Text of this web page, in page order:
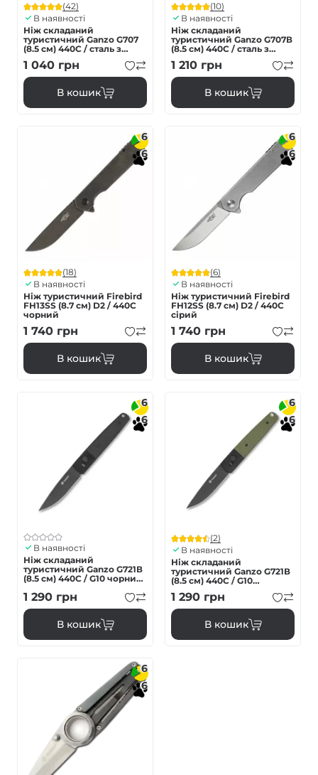
(42)
В наявності
Ніж складаний
туристичний Ganzo G707
(8.5 см) 440C / сталь з
деревом сірий
1 040 грн
В кошик
(10)
В наявності
Ніж складаний
туристичний Ganzo G707В
(8.5 см) 440C / сталь з
деревом чорний
1 210 грн
В кошик
6
6
(18)
В наявності
Ніж туристичний Firebird
FH13SS (8.7 см) D2 / 440C
чорний
1 740 грн
В кошик
6
6
(6)
В наявності
Ніж туристичний Firebird
FH12SS (8.7 см) D2 / 440C
сірий
1 740 грн
В кошик
6
6
В наявності
Ніж складаний
туристичний Ganzo G721В
(8.5 см) 440C / G10 чорний,
1 290 грн
В кошик
6
6
(2)
В наявності
Ніж складаний
туристичний Ganzo G721В
(8.5 см) 440C / G10
зелений, чорний клинок
1 290 грн
В кошик
6
6